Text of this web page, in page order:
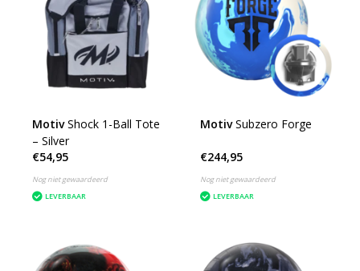
Motiv Shock 1-Ball Tote
– Silver
€54,95
Nog niet gewaardeerd
LEVERBAAR
Motiv Subzero Forge
€244,95
Nog niet gewaardeerd
LEVERBAAR